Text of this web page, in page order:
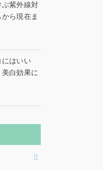
ぶ紫外線対
ら現在ま
にはいい
白効果に